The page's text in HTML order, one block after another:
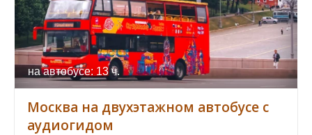
на автобусе: 13 ч.
Москва на двухэтажном автобусе с
аудиогидом